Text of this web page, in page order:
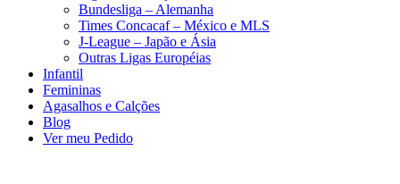
Bundesliga – Alemanha
Times Concacaf – México e MLS
J-League – Japão e Ásia
Outras Ligas Européias
Infantil
Femininas
Agasalhos e Calções
Blog
Ver meu Pedido